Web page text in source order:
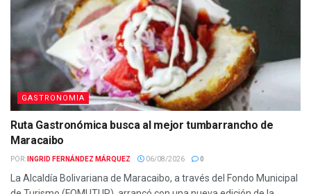
GASTRONOMIA
Ruta Gastronómica busca al mejor tumbarrancho de
Maracaibo
POR: INGRID FERNÁNDEZ MÁRQUEZ 06/08/2026 0
La Alcaldía Bolivariana de Maracaibo, a través del Fondo Municipal